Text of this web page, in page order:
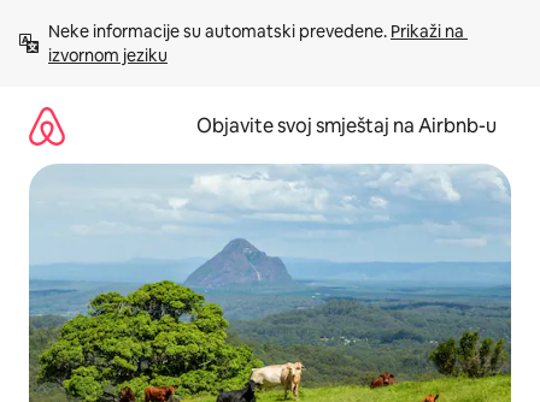
sadržaj
Neke informacije su automatski prevedene. Prikaži na
izvornom jeziku
Objavite svoj smještaj na Airbnb-u